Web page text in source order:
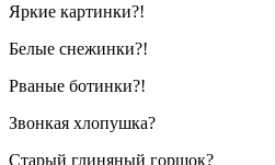
Яркие картинки?!
Белые снежинки?!
Рваные ботинки?!
Звонкая хлопушка?
Старый глиняный горшок?